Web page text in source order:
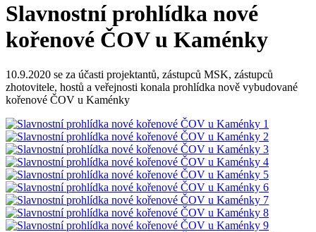
Slavnostní prohlídka nové
kořenové ČOV u Kaménky
10.9.2020 se za účasti projektantů, zástupců MSK, zástupců
zhotovitele, hostů a veřejnosti konala prohlídka nově vybudované
kořenové ČOV u Kaménky